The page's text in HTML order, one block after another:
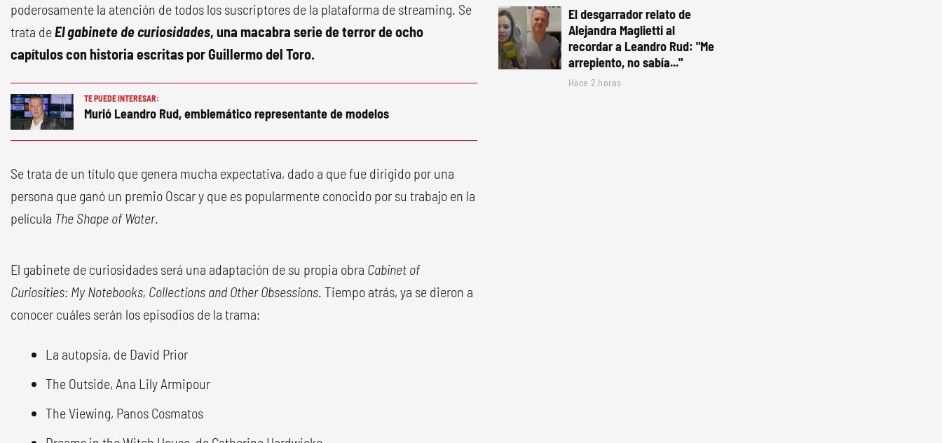
poderosamente la atención de todos los suscriptores de la plataforma de streaming. Se
trata deEl gabinete de curiosidades, una macabra serie de terror de ocho
capítulos con historia escritas por Guillermo del Toro.
TE PUEDE INTERESAR:
Murió Leandro Rud, emblemático representante de modelos
Se trata de un título que genera mucha expectativa, dado a que fue dirigido por una
persona que ganó un premio Oscar y que es popularmente conocido por su trabajo en la
película The Shape of Water.
El gabinete de curiosidades será una adaptación de su propia obra Cabinet of
Curiosities: My Notebooks, Collections and Other Obsessions. Tiempo atrás, ya se dieron a
conocer cuáles serán los episodios de la trama:
La autopsia, de David Prior
The Outside, Ana Lily Armipour
The Viewing, Panos Cosmatos
El desgarrador relato de
Alejandra Maglietti al
recordar a Leandro Rud: "Me
arrepiento, no sabía..."
Hace 2 horas